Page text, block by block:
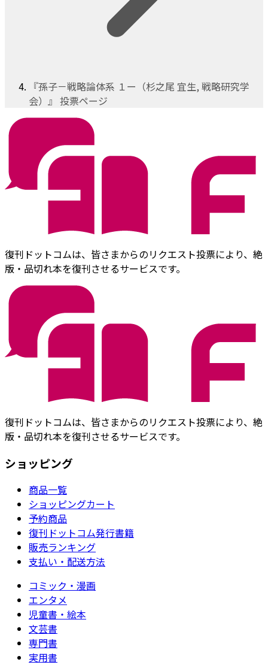
『孫子－戦略論体系 １ー（杉之尾 宜生, 戦略研究学
会）』 投票ページ
復刊ドットコムは、皆さまからのリクエスト投票により、絶
版・品切れ本を復刊させるサービスです。
復刊ドットコムは、皆さまからのリクエスト投票により、絶
版・品切れ本を復刊させるサービスです。
ショッピング
商品一覧
ショッピングカート
予約商品
復刊ドットコム発行書籍
販売ランキング
支払い・配送方法
コミック・漫画
エンタメ
児童書・絵本
文芸書
専門書
実用書